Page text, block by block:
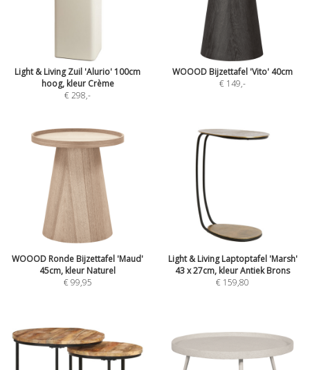
Light & Living Zuil 'Alurio' 100cm
hoog, kleur Crème
€ 298,-
WOOOD Bijzettafel 'Vito' 40cm
€ 149,-
WOOOD Ronde Bijzettafel 'Maud'
45cm, kleur Naturel
€ 99,95
Light & Living Laptoptafel 'Marsh'
43 x 27cm, kleur Antiek Brons
€ 159,80